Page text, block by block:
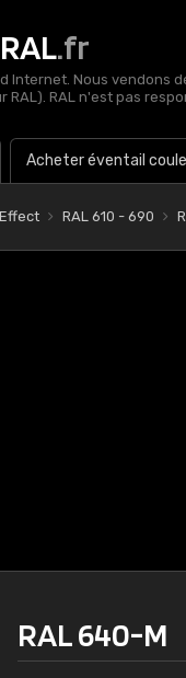
RAL.fr
Internet. Nous vendons
RAL). RAL n'est pas
Acheter éventail
RAL 610 - 690
RAL 640-M